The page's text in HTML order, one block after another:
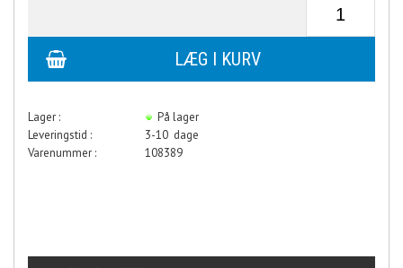
Lager :
På lager
Leveringstid :
3-10 dage
Varenummer :
108389